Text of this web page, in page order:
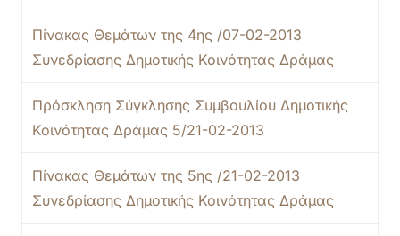
Πίνακας Θεμάτων της 4ης /07-02-2013
Συνεδρίασης Δημοτικής Κοινότητας Δράμας
Πρόσκληση Σύγκλησης Συμβουλίου Δημοτικής
Κοινότητας Δράμας 5/21-02-2013
Πίνακας Θεμάτων της 5ης /21-02-2013
Συνεδρίασης Δημοτικής Κοινότητας Δράμας